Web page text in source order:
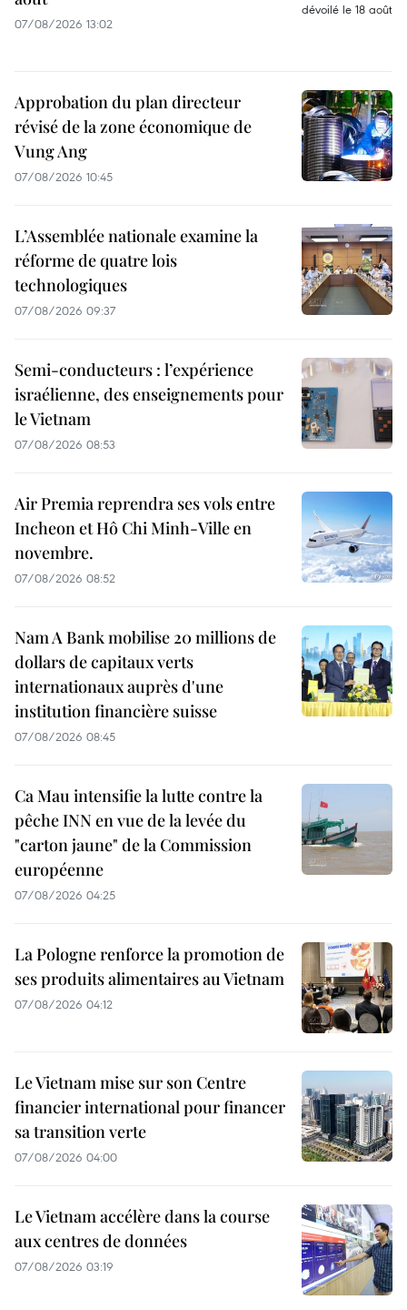
07/08/2026 13:02
Approbation du plan directeur
révisé de la zone économique de
Vung Ang
07/08/2026 10:45
L’Assemblée nationale examine la
réforme de quatre lois
technologiques
07/08/2026 09:37
Semi-conducteurs : l’expérience
israélienne, des enseignements pour
le Vietnam
07/08/2026 08:53
Air Premia reprendra ses vols entre
Incheon et Hô Chi Minh-Ville en
novembre.
07/08/2026 08:52
Nam A Bank mobilise 20 millions de
dollars de capitaux verts
internationaux auprès d'une
institution financière suisse
07/08/2026 08:45
Ca Mau intensifie la lutte contre la
pêche INN en vue de la levée du
"carton jaune" de la Commission
européenne
07/08/2026 04:25
La Pologne renforce la promotion de
ses produits alimentaires au Vietnam
07/08/2026 04:12
Le Vietnam mise sur son Centre
financier international pour financer
sa transition verte
07/08/2026 04:00
Le Vietnam accélère dans la course
aux centres de données
07/08/2026 03:19